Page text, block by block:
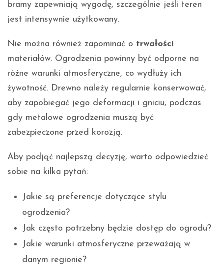
bramy zapewniają wygodę, szczególnie jeśli teren
jest intensywnie użytkowany.
Nie można również zapominać o trwałości
materiałów. Ogrodzenia powinny być odporne na
różne warunki atmosferyczne, co wydłuży ich
żywotność. Drewno należy regularnie konserwować,
aby zapobiegać jego deformacji i gniciu, podczas
gdy metalowe ogrodzenia muszą być
zabezpieczone przed korozją.
Aby podjąć najlepszą decyzję, warto odpowiedzieć
sobie na kilka pytań:
Jakie są preferencje dotyczące stylu
ogrodzenia?
Jak często potrzebny będzie dostęp do ogrodu?
Jakie warunki atmosferyczne przeważają w
danym regionie?